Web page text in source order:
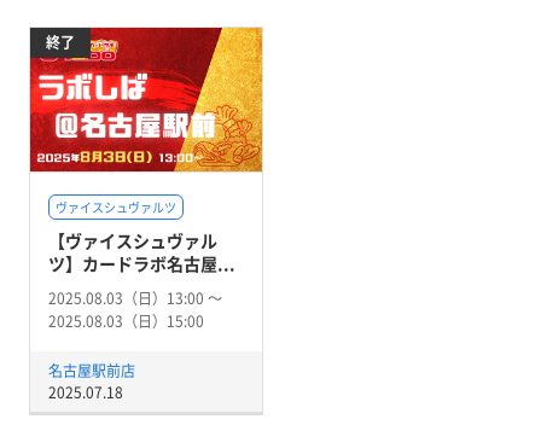
終了
ヴァイスシュヴァルツ
【ヴァイスシュヴァル
ツ】カードラボ名古屋...
2025.08.03（日）13:00 〜
2025.08.03（日）15:00
名古屋駅前店
2025.07.18